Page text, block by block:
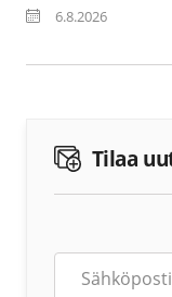
6.8.2026
Tilaa